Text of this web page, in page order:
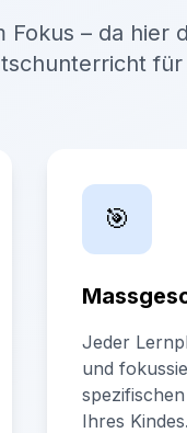
Fokus – da hier
🎯
Jeder
und
Ihres Kindes.